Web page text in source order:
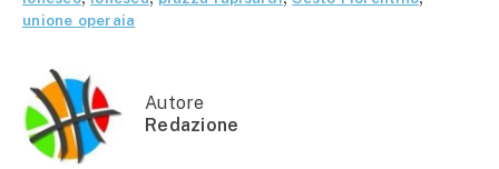
in una una una
unione operaia
Autore
Redazione